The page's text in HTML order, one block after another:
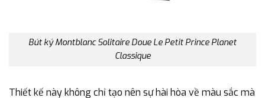
Bút ký Montblanc Solitaire Doue Le Petit Prince Planet
Classique
Thiết kế này không chỉ tạo nên sự hài hòa về màu sắc mà